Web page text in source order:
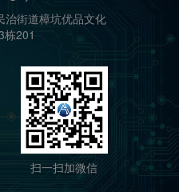
治街道樟坑优品文化
栋201
扫一扫加微信